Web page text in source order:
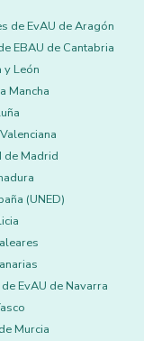
de EvAU de Aragón
EBAU de Cantabria
y León
Mancha
de Madrid
(UNED)
EvAU de Navarra
Murcia